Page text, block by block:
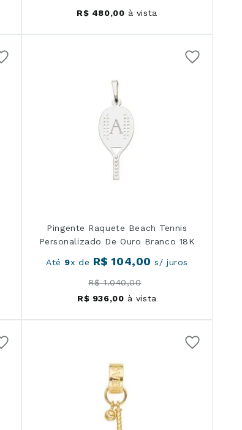
R$ 480,00 à vista
Pingente Raquete Beach Tennis
Personalizado De Ouro Branco 18K
Até 9x de R$ 104,00 s/ juros
R$ 1.040,00
R$ 936,00 à vista